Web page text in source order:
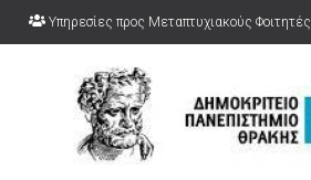
Υπηρεσίες προς Μεταπτυχιακούς Φοιτητές